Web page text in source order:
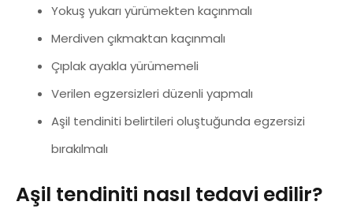
Yokuş yukarı yürümekten kaçınmalı
Merdiven çıkmaktan kaçınmalı
Çıplak ayakla yürümemeli
Verilen egzersizleri düzenli yapmalı
Aşil tendiniti belirtileri oluştuğunda egzersizi
bırakılmalı
Aşil tendiniti nasıl tedavi edilir?